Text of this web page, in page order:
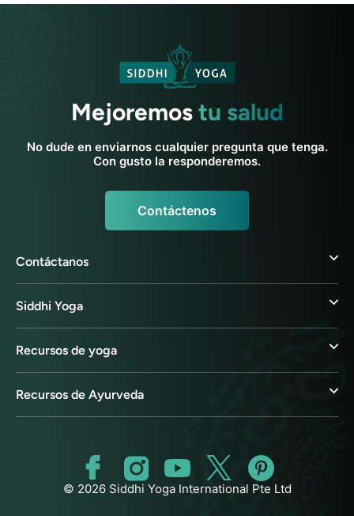
Mejoremostu salud
No dude en enviarnos cualquier pregunta que tenga.
Con gusto la responderemos.
Contáctenos
Contáctanos
Siddhi Yoga
Recursos de yoga
Recursos de Ayurveda
© 2026 Siddhi Yoga International Pte Ltd